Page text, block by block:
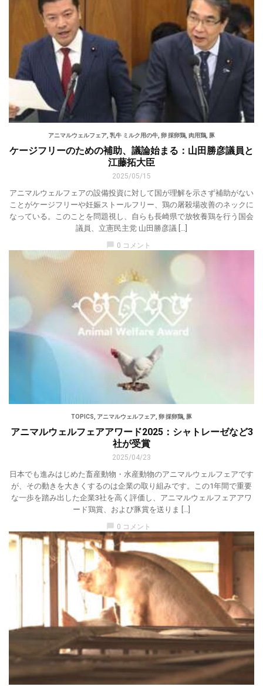
アニマルウェルフェア, 乳牛 ミルク用の牛, 卵 採卵鶏, 肉用鶏, 豚
ケージフリーのための補助、議論始まる：山田勝彦議員と
江藤拓大臣
2025/05/15
アニマルウェルフェアの設備投資に対して国が理解を示さず補助がない
ことがケージフリーや妊娠ストールフリー、鶏の屠殺場改善のネックに
なっている。このことを問題視し、自らも長崎県で放牧養鶏を行う国会
議員、立憲民主党 山田勝彦議 […]
chat_bubble 0 コメント
TOPICS アニマルウェルフェア 卵 採卵鶏 豚
アニマルウェルフェアアワード2025：シャトレーゼなど3
社が受賞
2025/04/23
日本でも進みはじめた畜産動物・水産動物のアニマルウェルフェアです
が、その動きを大きくするのは企業の取り組みです。この1年間で重要
な一歩を踏み出した企業3社を高く評価し、アニマルウェルフェアアワ
ード鶏賞、および豚賞を送りま […]
0 コメント